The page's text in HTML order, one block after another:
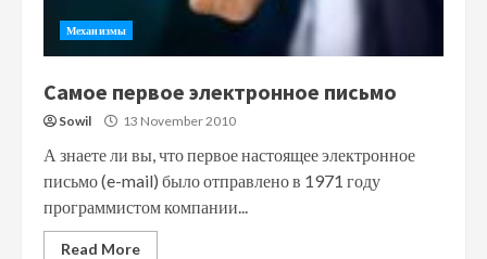
Механизмы
Самое первое электронное письмо
Sowil 13 November 2010
А знаете ли вы, что первое настоящее электронное
письмо (e-mail) было отправлено в 1971 году
программистом компании...
Read More